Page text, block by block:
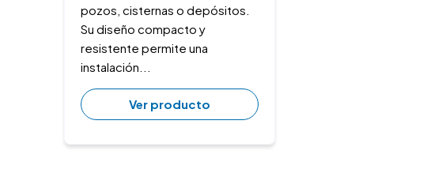
pozos, cisternas o depósitos.
Su diseño compacto y
resistente permite una
instalación...
Ver producto